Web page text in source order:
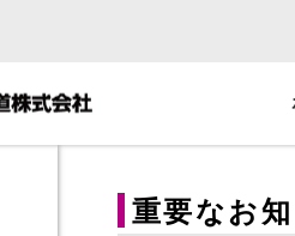
重要なお